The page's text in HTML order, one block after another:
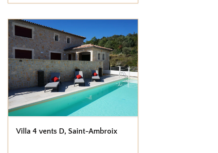
Villa 4 vents D, Saint-Ambroix